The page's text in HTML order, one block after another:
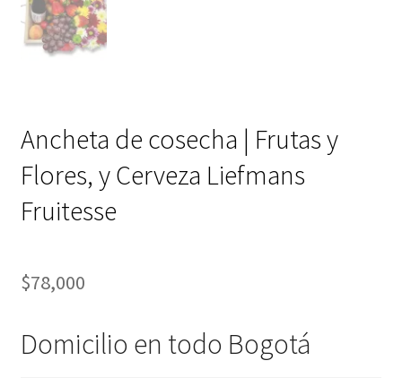
Ancheta de cosecha | Frutas y
Flores, y Cerveza Liefmans
Fruitesse
$78,000
Domicilio en todo Bogotá